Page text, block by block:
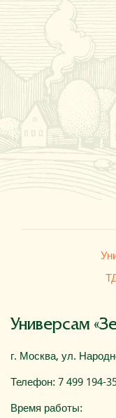
Универсам
г. Москва, ул.
Телефон: 7 499 194-
Время работы:
Куличи
Кафе-
Новости
Где купить
О компании